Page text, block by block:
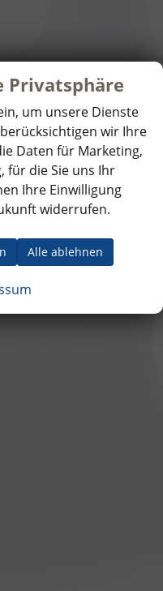
Privatsphäre
um unsere Dienste
wir Ihre
Daten für Marketing,
für die Sie uns Ihr
Ihre Einwilligung
widerrufen.
Alle ablehnen